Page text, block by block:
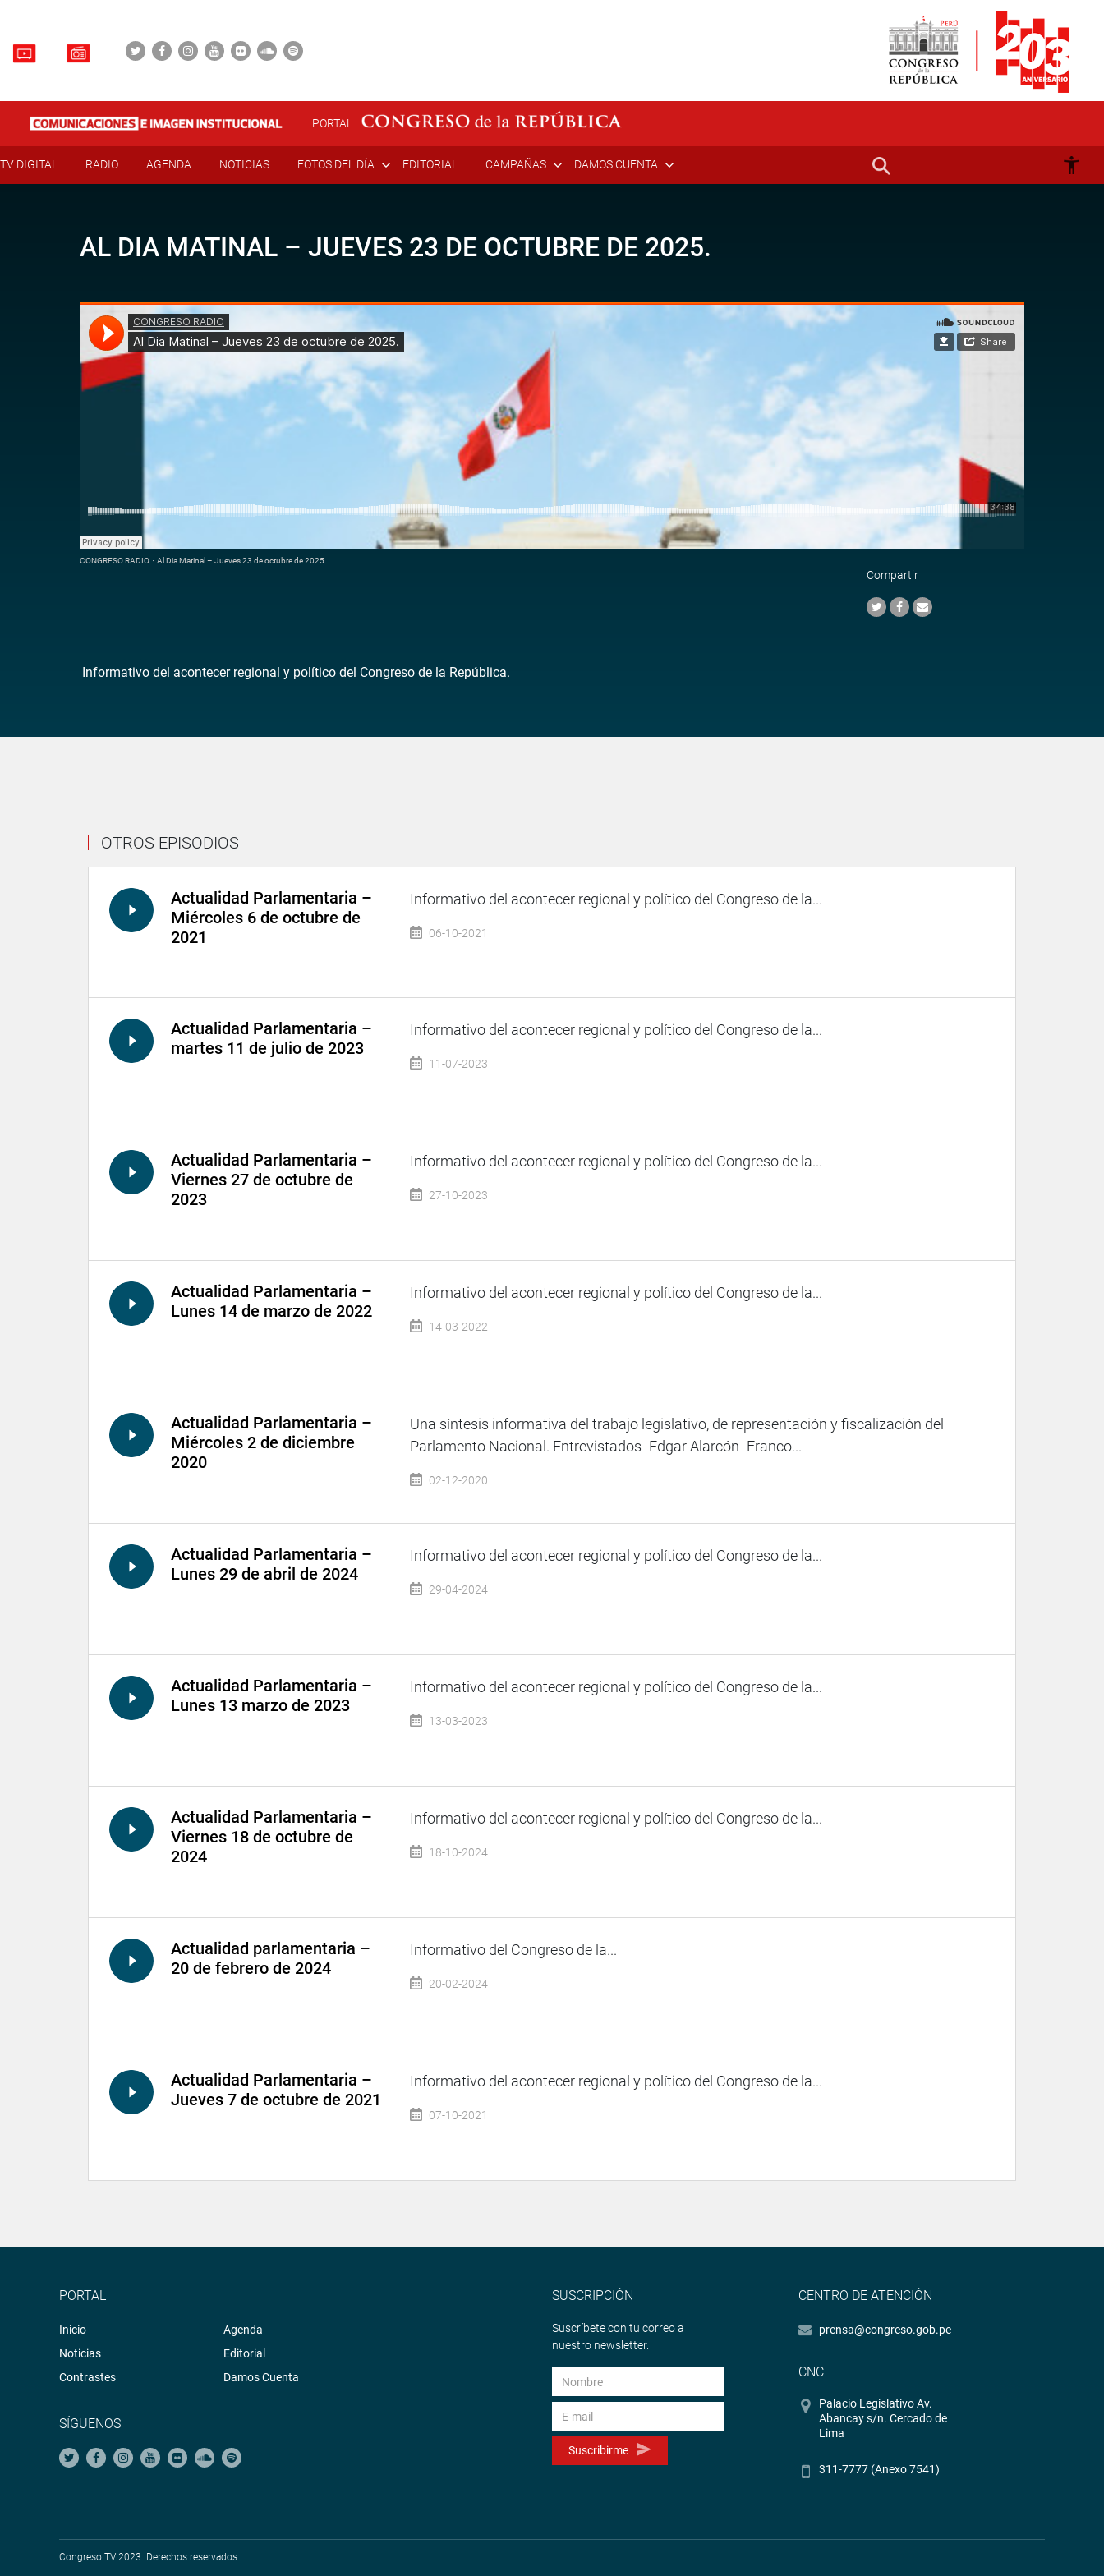
PORTAL
TV DIGITAL RADIO AGENDA NOTICIAS FOTOS DEL DÍA EDITORIAL CAMPAÑAS DAMOS CUENTA
AL DIA MATINAL – JUEVES 23 DE OCTUBRE DE 2025.
CONGRESO RADIO · Al Dia Matinal – Jueves 23 de octubre de 2025.
Compartir
Informativo del acontecer regional y político del Congreso de la República.
OTROS EPISODIOS
Actualidad Parlamentaria –
Miércoles 6 de octubre de
2021
Informativo del acontecer regional y político del Congreso de la...
06-10-2021
Actualidad Parlamentaria –
martes 11 de julio de 2023
Informativo del acontecer regional y político del Congreso de la...
11-07-2023
Actualidad Parlamentaria –
Viernes 27 de octubre de
2023
Informativo del acontecer regional y político del Congreso de la...
27-10-2023
Actualidad Parlamentaria –
Lunes 14 de marzo de 2022
Informativo del acontecer regional y político del Congreso de la...
14-03-2022
Actualidad Parlamentaria –
Miércoles 2 de diciembre
2020
Una síntesis informativa del trabajo legislativo, de representación y fiscalización del
Parlamento Nacional. Entrevistados -Edgar Alarcón -Franco...
02-12-2020
Actualidad Parlamentaria –
Lunes 29 de abril de 2024
Informativo del acontecer regional y político del Congreso de la...
29-04-2024
Actualidad Parlamentaria –
Lunes 13 marzo de 2023
Informativo del acontecer regional y político del Congreso de la...
13-03-2023
Actualidad Parlamentaria –
Viernes 18 de octubre de
2024
Informativo del acontecer regional y político del Congreso de la...
18-10-2024
Actualidad parlamentaria –
20 de febrero de 2024
Informativo del Congreso de la...
20-02-2024
Actualidad Parlamentaria –
Jueves 7 de octubre de 2021
Informativo del acontecer regional y político del Congreso de la...
07-10-2021
PORTAL
Inicio
Noticias
Contrastes
Agenda
Editorial
Damos Cuenta
SÍGUENOS
SUSCRIPCIÓN
Suscríbete con tu correo a
nuestro newsletter.
Suscribirme
CENTRO DE ATENCIÓN
prensa@congreso.gob.pe
CNC
Palacio Legislativo Av.
Abancay s/n. Cercado de
Lima
311-7777 (Anexo 7541)
Congreso TV 2023. Derechos reservados.